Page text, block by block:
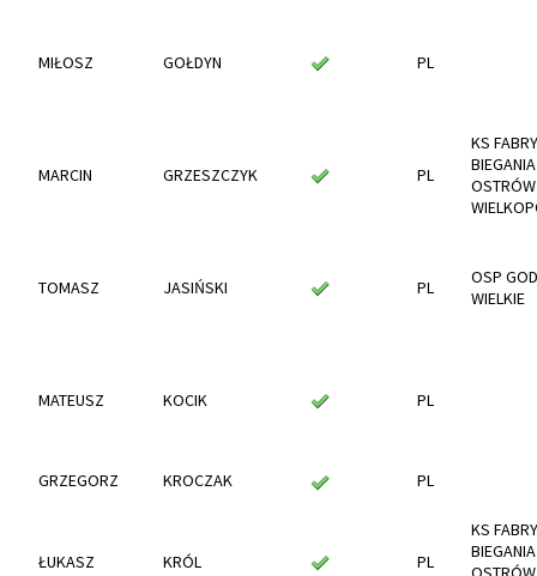
MIŁOSZ GOŁDYN PL
MARCIN GRZESZCZYK PL
KS
BIEGANIA
OSTRÓW
TOMASZ JASIŃSKI PL
OSP
WIELKIE
MATEUSZ KOCIK PL
GRZEGORZ KROCZAK PL
ŁUKASZ KRÓL PL
KS
BIEGANIA